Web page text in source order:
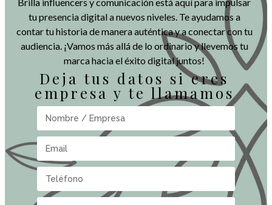
Brilla influencers y comunicación está aquí para impulsar
tu presencia digital a nuevos niveles. Te ayudamos a
contar tu historia de manera auténtica y a conectar con tu
audiencia. ¡Vamos más allá de lo ordinario y llevemos tu
marca hacia el éxito digital juntos!
Deja tus datos si eres
empresa y te llamamos